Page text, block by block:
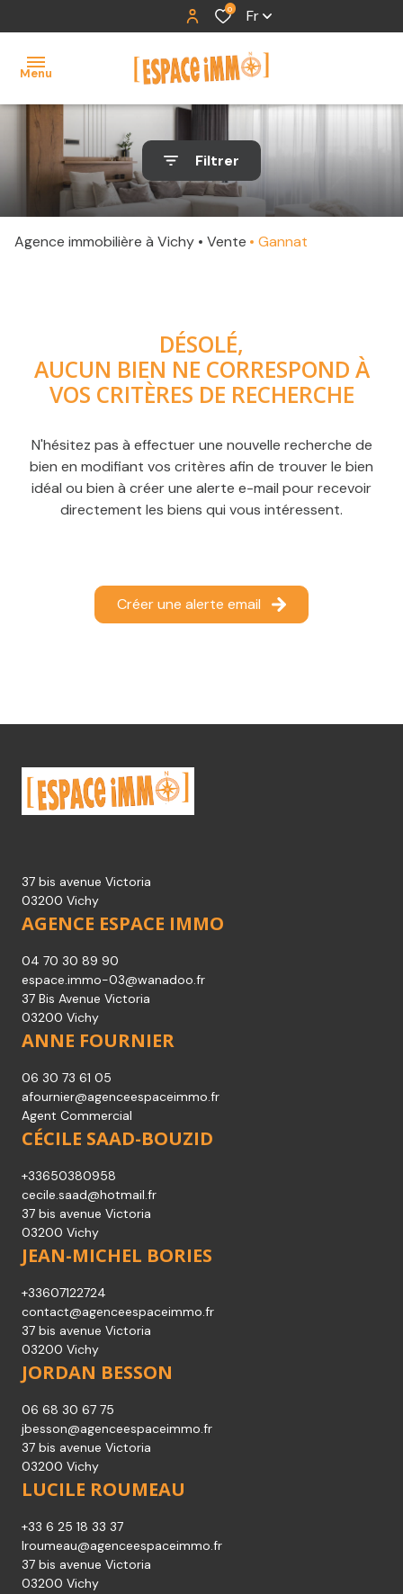
0 Fr
Menu
accueil
ventes
locations
Filtrer
Agence immobilière à Vichy Vente Gannat
DÉSOLÉ,
AUCUN BIEN NE CORRESPOND À
VOS CRITÈRES DE RECHERCHE
N'hésitez pas à effectuer une nouvelle recherche de
bien en modifiant vos critères afin de trouver le bien
idéal ou bien à créer une alerte e-mail pour recevoir
directement les biens qui vous intéressent.
Créer une alerte email
37 bis avenue Victoria
03200 Vichy
AGENCE ESPACE IMMO
04 70 30 89 90
espace.immo-03@wanadoo.fr
37 Bis Avenue Victoria
03200 Vichy
ANNE FOURNIER
06 30 73 61 05
afournier@agenceespaceimmo.fr
Agent Commercial
CÉCILE SAAD-BOUZID
+33650380958
cecile.saad@hotmail.fr
37 bis avenue Victoria
03200 Vichy
JEAN-MICHEL BORIES
+33607122724
contact@agenceespaceimmo.fr
37 bis avenue Victoria
03200 Vichy
JORDAN BESSON
06 68 30 67 75
jbesson@agenceespaceimmo.fr
37 bis avenue Victoria
03200 Vichy
LUCILE ROUMEAU
+33 6 25 18 33 37
lroumeau@agenceespaceimmo.fr
37 bis avenue Victoria
03200 Vichy